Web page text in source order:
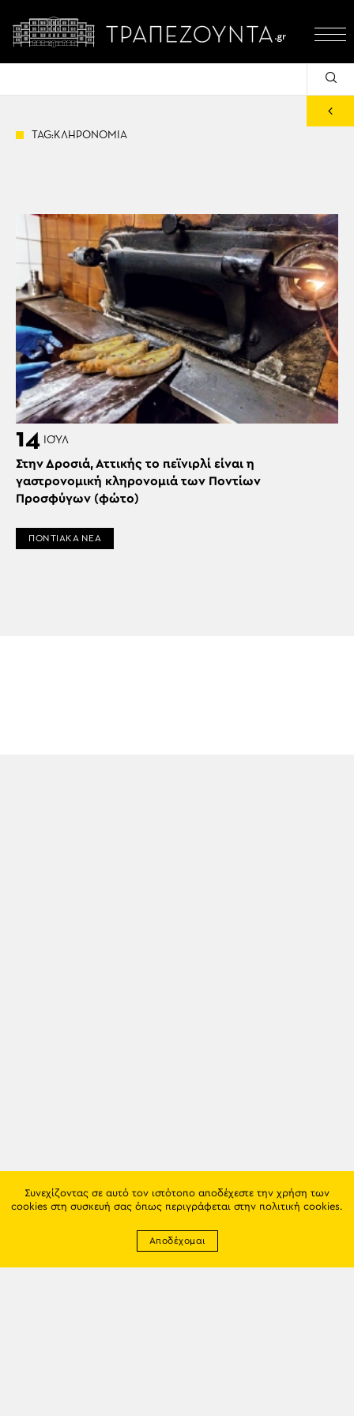
TAG:ΚΛΗΡΟΝΟΜΙΑ
14 ΙΟΎΛ
Στην Δροσιά, Αττικής το πεϊνιρλί είναι η
γαστρονομική κληρονομιά των Ποντίων
Προσφύγων (φώτο)
ΠΟΝΤΙΑΚΑ ΝΕΑ
Συνεχίζοντας σε αυτό τον ιστότοπο αποδέχεστε την χρήση των
cookies στη συσκευή σας όπως περιγράφεται στην πολιτική cookies.
Αποδέχομαι